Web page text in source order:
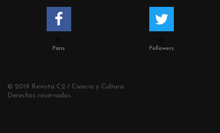
Fans Followers
© 2019 Revista C2 / Ciencia y Cultura.
Derechos reservados.